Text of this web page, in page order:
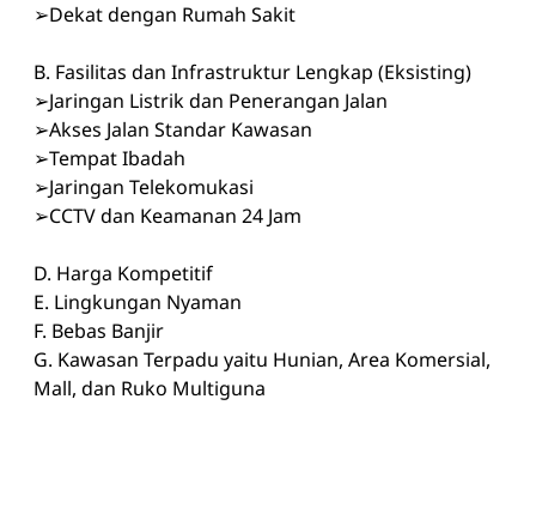
➢Dekat dengan Rumah Sakit
B. Fasilitas dan Infrastruktur Lengkap (Eksisting)
➢Jaringan Listrik dan Penerangan Jalan
➢Akses Jalan Standar Kawasan
➢Tempat Ibadah
➢Jaringan Telekomukasi
➢CCTV dan Keamanan 24 Jam
D. Harga Kompetitif
E. Lingkungan Nyaman
F. Bebas Banjir
G. Kawasan Terpadu yaitu Hunian, Area Komersial,
Mall, dan Ruko Multiguna